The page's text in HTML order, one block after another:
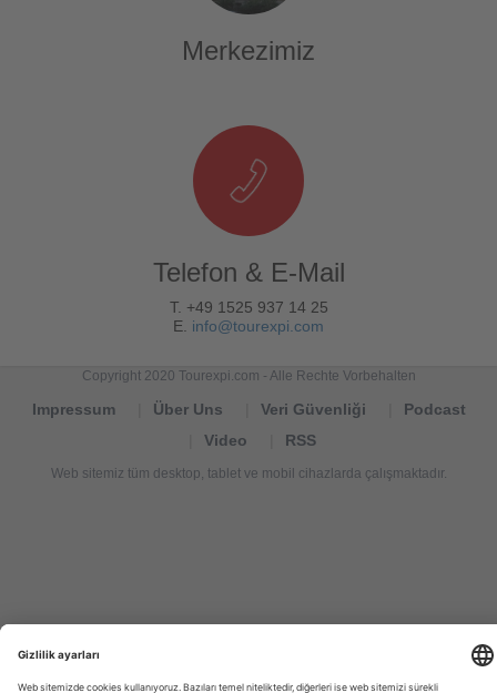
Merkezimiz
Telefon & E-Mail
T. +49 1525 937 14 25
E. info@tourexpi.com
Copyright 2020 Tourexpi.com - Alle Rechte Vorbehalten
Impressum Über Uns Veri Güvenliği
Podcast
Video
RSS
Web sitemiz tüm desktop, tablet ve mobil cihazlarda çalışmaktadır.
noticias
de